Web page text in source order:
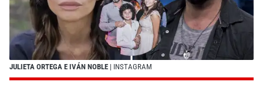
JULIETA ORTEGA E IVÁN NOBLE | INSTAGRAM